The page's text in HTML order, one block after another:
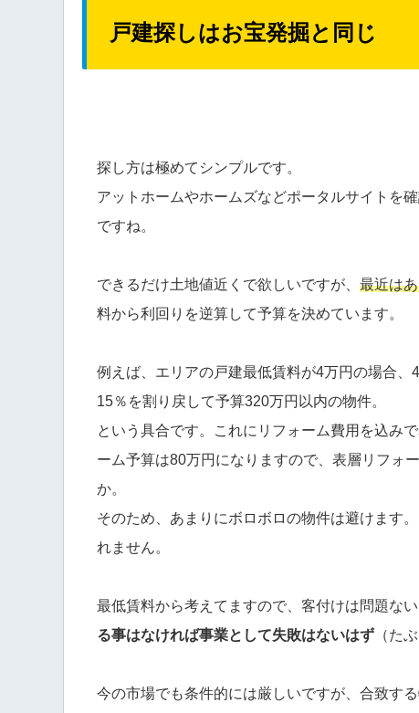
戸建探しはお宝発掘と同じ
探し方は極めてシンプルです。
アットホームやホームズなどポータルサイトを
ですね。
できるだけ土地値近くで欲しいですが、 最近は
料から利回りを逆算して予算を決めています。
例えば、エリアの戸建最低賃料が4万円の場合
15％を割り戻して予算320万円以内の物件。
という具合です。これにリフォーム費用を込み
ーム予算は80万円になりますので、表層リフォ
か。
そのため、あまりにボロボロの物件は避けます
れません。
最低賃料から考えてますので、客付けは問題な
る事はなければ事業として失敗はないはず（たぶ
今の市場でも条件的には厳しいですが、合致す